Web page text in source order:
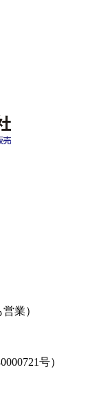
業）
号）